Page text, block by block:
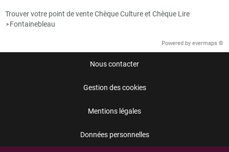
Trouver votre point de vente Chèque Culture et Chèque Lire
> Fontainebleau
Powered by evermaps ©
Nous contacter
Gestion des cookies
Mentions légales
Données personnelles